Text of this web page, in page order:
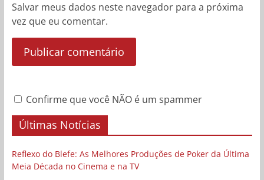
Salvar meus dados neste navegador para a próxima
vez que eu comentar.
Confirme que você NÃO é um spammer
Últimas Notícias
Reflexo do Blefe: As Melhores Produções de Poker da Última
Meia Década no Cinema e na TV